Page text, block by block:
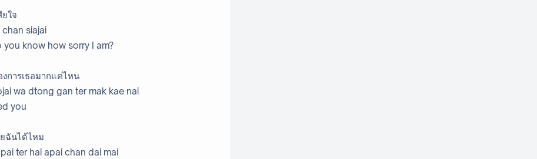
ใจ
siajai
you know how sorry I am?
งการเธอมากแค่ไหน
wa dtong gan ter mak kae nai
you
ฉันได้ไหม
ter hai apai chan dai mai